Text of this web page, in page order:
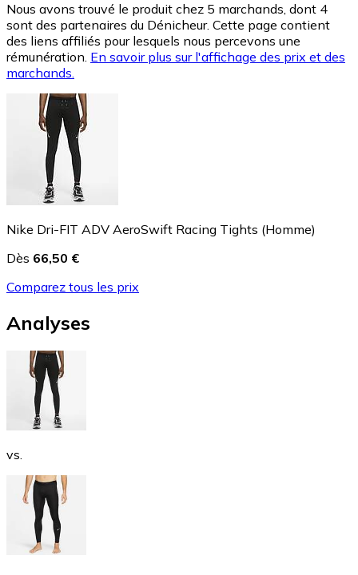
Nous avons trouvé le produit chez 5 marchands, dont 4
sont des partenaires du Dénicheur. Cette page contient
des liens affiliés pour lesquels nous percevons une
rémunération. En savoir plus sur l'affichage des prix et des
marchands.
Nike Dri-FIT ADV AeroSwift Racing Tights (Homme)
Dès 66,50 €
Comparez tous les prix
Analyses
vs.